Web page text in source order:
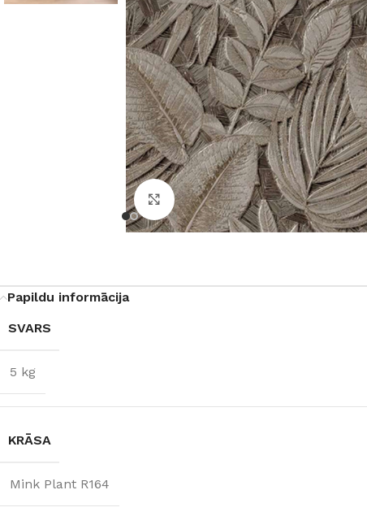
Noklikšķiniet, lai palielinātu
Papildu informācija
SVARS
5 kg
KRĀSA
Mink Plant R164